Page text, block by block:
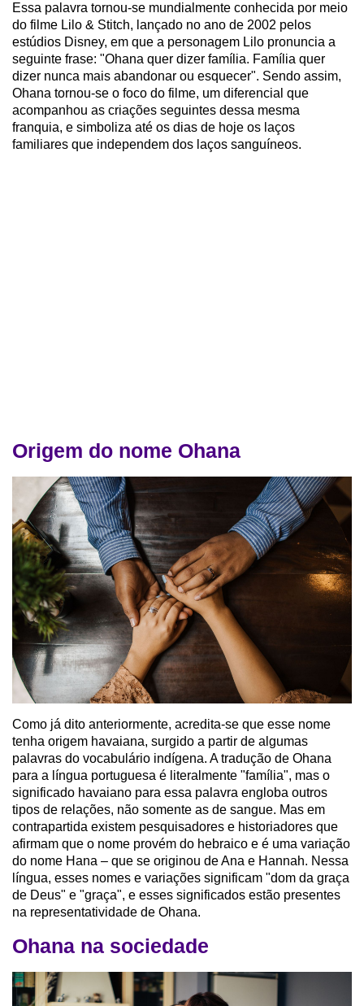
Essa palavra tornou-se mundialmente conhecida por meio
do filme Lilo & Stitch, lançado no ano de 2002 pelos
estúdios Disney, em que a personagem Lilo pronuncia a
seguinte frase: "Ohana quer dizer família. Família quer
dizer nunca mais abandonar ou esquecer". Sendo assim,
Ohana tornou-se o foco do filme, um diferencial que
acompanhou as criações seguintes dessa mesma
franquia, e simboliza até os dias de hoje os laços
familiares que independem dos laços sanguíneos.
Origem do nome Ohana
Como já dito anteriormente, acredita-se que esse nome
tenha origem havaiana, surgido a partir de algumas
palavras do vocabulário indígena. A tradução de Ohana
para a língua portuguesa é literalmente "família", mas o
significado havaiano para essa palavra engloba outros
tipos de relações, não somente as de sangue. Mas em
contrapartida existem pesquisadores e historiadores que
afirmam que o nome provém do hebraico e é uma variação
do nome Hana – que se originou de Ana e Hannah. Nessa
língua, esses nomes e variações significam "dom da graça
de Deus" e "graça", e esses significados estão presentes
na representatividade de Ohana.
Ohana na sociedade